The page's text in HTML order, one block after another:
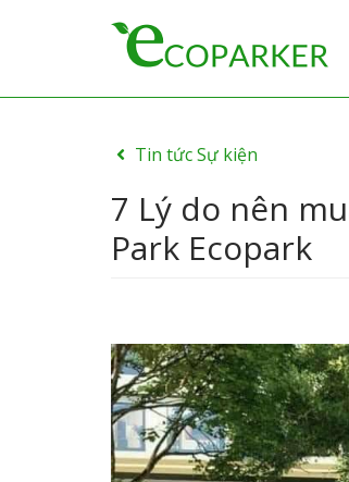
Tin tức Sự kiện
7 Lý do nên
Park Ecopark